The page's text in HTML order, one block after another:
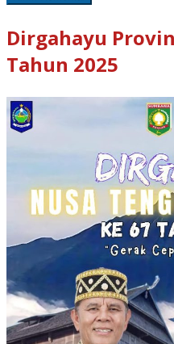
Dirgahayu
Tahun 2025